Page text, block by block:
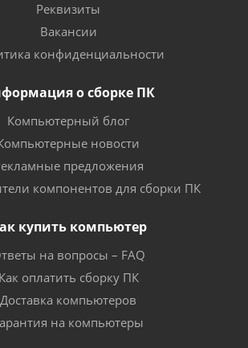
Реквизиты
Вакансии
конфиденциальности
о сборке ПК
Компьютерный блог
новости
предложения
компонентов для сборки ПК
купить компьютер
на вопросы – FAQ
Как оплатить сборку ПК
Доставка компьютеров
на компьютеры